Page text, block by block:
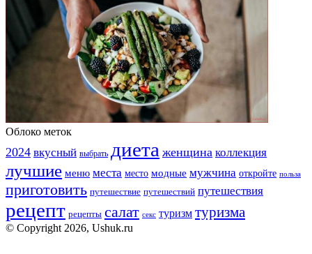
Облоко меток
2024 вкусный выбрать диета женщина коллекция
лучшие меню места место модные мужчина откройте польза
приготовить путешествие путешествий путешествия
рецепт рецепты салат секс туризм туризма
© Copyright 2026, Ushuk.ru